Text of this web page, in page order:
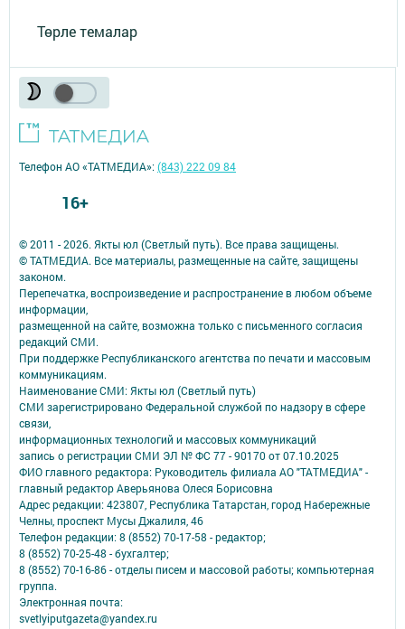
Төрле темалар
© 2011 - 2026. Якты юл (Светлый путь). Все права защищены.
© ТАТМЕДИА. Все материалы, размещенные на сайте, защищены
законом.
Перепечатка, воспроизведение и распространение в любом объеме
информации,
размещенной на сайте, возможна только с письменного согласия
редакций СМИ.
При поддержке Республиканского агентства по печати и массовым
коммуникациям.
Наименование СМИ: Якты юл (Светлый путь)
СМИ зарегистрировано Федеральной службой по надзору в сфере
связи,
информационных технологий и массовых коммуникаций
запись о регистрации СМИ ЭЛ № ФС 77 - 90170 от 07.10.2025
ФИО главного редактора: Руководитель филиала АО "ТАТМЕДИА" -
главный редактор Аверьянова Олеся Борисовна
Адрес редакции: 423807, Республика Татарстан, город Набережные
Челны, проспект Мусы Джалиля, 46
Телефон редакции: 8 (8552) 70-17-58 - редактор;
8 (8552) 70-25-48 - бухгалтер;
8 (8552) 70-16-86 - отделы писем и массовой работы; компьютерная
группа.
Электронная почта:
svetlyiputgazeta@yandex.ru
Телефон АО «ТАТМЕДИА»:(843) 222 09 84
16+